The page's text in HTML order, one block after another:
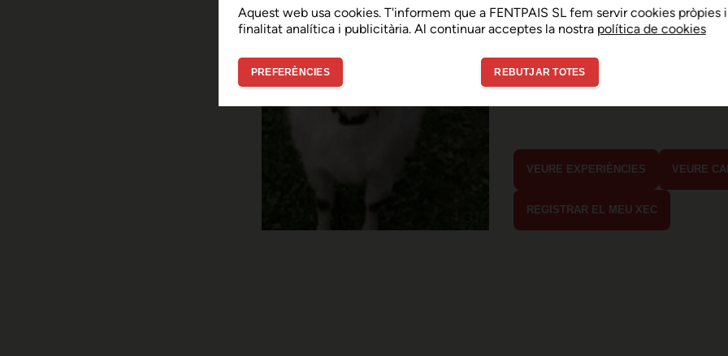
Sembla que hi ha
error de connexió
En menys de 15 segons hauria
VEURE EXPERIÈNCIES VEURE
REGISTRAR EL MEU XEC
Aquest web usa cookies. T'informem que a FENTPAIS SL fem servir cookies pròpies
finalitat analítica i publicitària. Al continuar acceptes la nostra política de cookies
PREFERÈNCIES REBUTJAR TOTES